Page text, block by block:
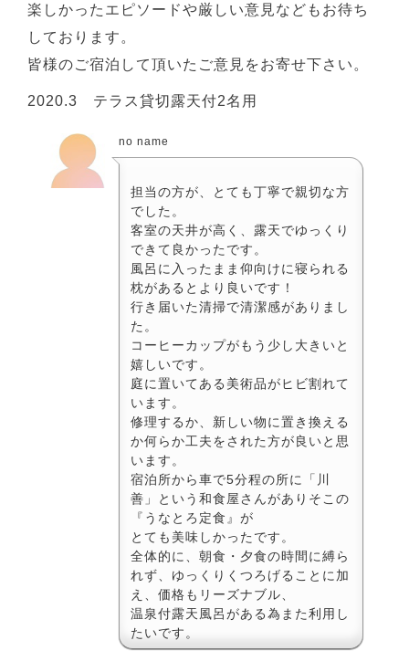
楽しかったエピソードや厳しい意見などもお待ち
しております。
皆様のご宿泊して頂いたご意見をお寄せ下さい。
2020.3 テラス貸切露天付2名用
no name
担当の方が、とても丁寧で親切な方
でした。
客室の天井が高く、露天でゆっくり
できて良かったです。
風呂に入ったまま仰向けに寝られる
枕があるとより良いです！
行き届いた清掃で清潔感がありまし
た。
コーヒーカップがもう少し大きいと
嬉しいです。
庭に置いてある美術品がヒビ割れて
います。
修理するか、新しい物に置き換える
か何らか工夫をされた方が良いと思
います。
宿泊所から車で5分程の所に「川
善」という和食屋さんがありそこの
『うなとろ定食』が
とても美味しかったです。
全体的に、朝食・夕食の時間に縛ら
れず、ゆっくりくつろげることに加
え、価格もリーズナブル、
温泉付露天風呂がある為また利用し
たいです。